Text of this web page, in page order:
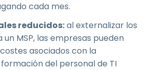
cada mes.
reducidos:al externalizar los
un MSP, las empresas pueden
asociados con la
del personal de TI